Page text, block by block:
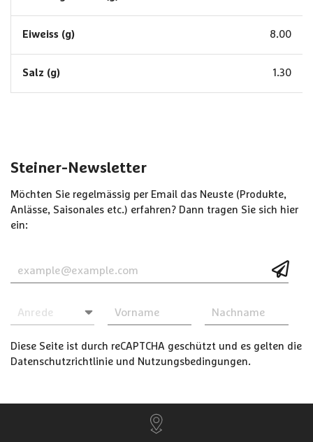
Eiweiss (g) 8.00
Salz (g) 1.30
Steiner-Newsletter
Möchten Sie regelmässig per Email das Neuste (Produkte,
Anlässe, Saisonales etc.) erfahren? Dann tragen Sie sich hier
ein:
Diese Seite ist durch reCAPTCHA geschützt und es gelten die
Datenschutzrichtlinie und Nutzungsbedingungen.